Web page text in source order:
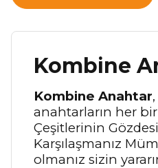
Kombine
Kombine Anahtar
anahtarların her
Çeşitlerinin
Karşılaşmanız
olmanız sizin